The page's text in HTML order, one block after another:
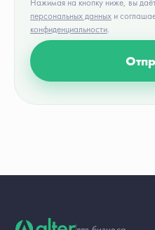
Нажимая на кнопку ниже, вы
персональных данных и
конфиденциальности.